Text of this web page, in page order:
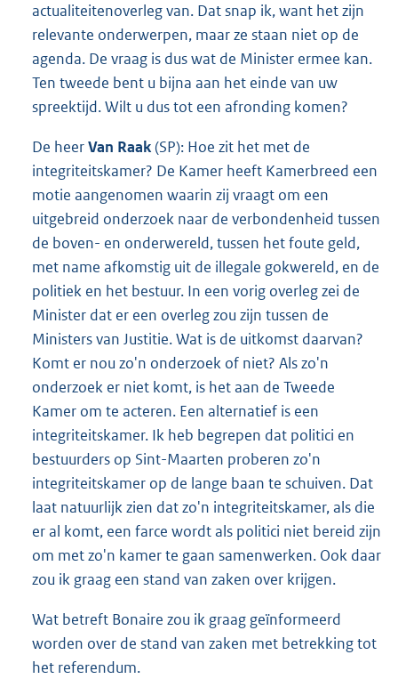
actualiteitenoverleg van. Dat snap ik, want het zijn
relevante onderwerpen, maar ze staan niet op de
agenda. De vraag is dus wat de Minister ermee kan.
Ten tweede bent u bijna aan het einde van uw
spreektijd. Wilt u dus tot een afronding komen?
De heerVan Raak(SP): Hoe zit het met de
integriteitskamer? De Kamer heeft Kamerbreed een
motie aangenomen waarin zij vraagt om een
uitgebreid onderzoek naar de verbondenheid tussen
de boven- en onderwereld, tussen het foute geld,
met name afkomstig uit de illegale gokwereld, en de
politiek en het bestuur. In een vorig overleg zei de
Minister dat er een overleg zou zijn tussen de
Ministers van Justitie. Wat is de uitkomst daarvan?
Komt er nou zo'n onderzoek of niet? Als zo'n
onderzoek er niet komt, is het aan de Tweede
Kamer om te acteren. Een alternatief is een
integriteitskamer. Ik heb begrepen dat politici en
bestuurders op Sint-Maarten proberen zo'n
integriteitskamer op de lange baan te schuiven. Dat
laat natuurlijk zien dat zo'n integriteitskamer, als die
er al komt, een farce wordt als politici niet bereid zijn
om met zo'n kamer te gaan samenwerken. Ook daar
zou ik graag een stand van zaken over krijgen.
Wat betreft Bonaire zou ik graag geïnformeerd
worden over de stand van zaken met betrekking tot
het referendum.